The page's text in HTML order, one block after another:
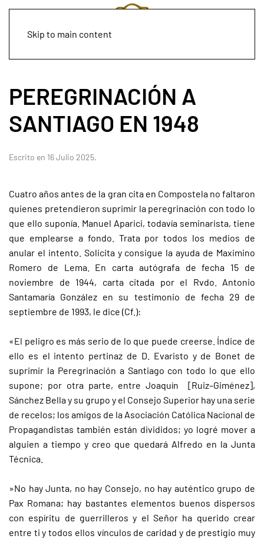
Skip to main content
PEREGRINACIÓN A
SANTIAGO EN 1948
Escrito en 16 Julio 2025.
Cuatro años antes de la gran cita en Compostela no faltaron
quienes pretendieron suprimir la peregrinación con todo lo
que ello suponía. Manuel Aparici, todavía seminarista, tiene
que emplearse a fondo. Trata por todos los medios de
anular el intento. Solicita y consigue la ayuda de Maximino
Romero de Lema. En carta autógrafa de fecha 15 de
noviembre de 1944, carta citada por el Rvdo. Antonio
Santamaría González en su testimonio de fecha 29 de
septiembre de 1993, le dice (Cf.):
«El peligro es más serio de lo que puede creerse. Índice de
ello es el intento pertinaz de D. Evaristo y de Bonet de
suprimir la Peregrinación a Santiago con todo lo que ello
supone; por otra parte, entre Joaquín [Ruiz–Giménez],
Sánchez Bella y su grupo y el Consejo Superior hay una serie
de recelos; los amigos de la Asociación Católica Nacional de
Propagandistas también están divididos; yo logré mover a
alguien a tiempo y creo que quedará Alfredo en la Junta
Técnica.
»No hay Junta, no hay Consejo, no hay auténtico grupo de
Pax Romana; hay bastantes elementos buenos dispersos
con espíritu de guerrilleros y el Señor ha querido crear
entre ti y todos ellos vínculos de caridad y de prestigio muy